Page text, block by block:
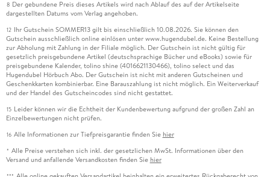
8 Der gebundene Preis dieses Artikels wird nach Ablauf des auf der Artikelseite
dargestellten Datums vom Verlag angehoben.
12 Ihr Gutschein SOMMER13 gilt bis einschließlich 10.08.2026. Sie können den
Gutschein ausschließlich online einlösen unter www.hugendubel.de. Keine Bestellung
zur Abholung mit Zahlung in der Filiale möglich. Der Gutschein ist nicht gültig für
gesetzlich preisgebundene Artikel (deutschsprachige Bücher und eBooks) sowie für
preisgebundene Kalender, tolino shine (4016621130466), tolino select und das
Hugendubel Hörbuch Abo. Der Gutschein ist nicht mit anderen Gutscheinen und
Geschenkkarten kombinierbar. Eine Barauszahlung ist nicht möglich. Ein Weiterverkauf
und der Handel des Gutscheincodes sind nicht gestattet.
15 Leider können wir die Echtheit der Kundenbewertung aufgrund der großen Zahl an
Einzelbewertungen nicht prüfen.
16 Alle Informationen zur Tiefpreisgarantie finden Sie hier
* Alle Preise verstehen sich inkl. der gesetzlichen MwSt. Informationen über den
Versand und anfallende Versandkosten finden Sie hier